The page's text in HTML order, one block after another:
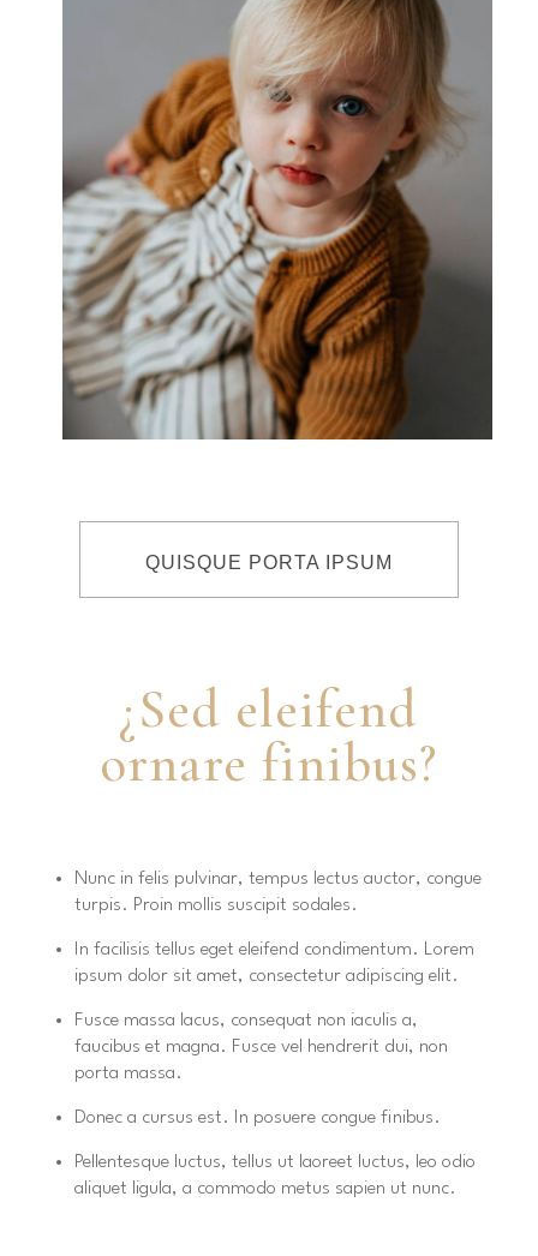
QUISQUE PORTA IPSUM
¿Sed eleifend
ornare finibus?
Nunc in felis pulvinar, tempus lectus auctor, congue
turpis. Proin mollis suscipit sodales.
In facilisis tellus eget eleifend condimentum. Lorem
ipsum dolor sit amet, consectetur adipiscing elit.
Fusce massa lacus, consequat non iaculis a,
faucibus et magna. Fusce vel hendrerit dui, non
porta massa.
Donec a cursus est. In posuere congue finibus.
Pellentesque luctus, tellus ut laoreet luctus, leo odio
aliquet ligula, a commodo metus sapien ut nunc.